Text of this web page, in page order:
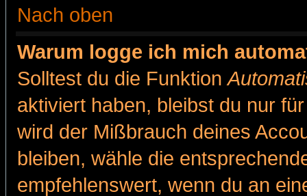
Nach oben
Warum logge ich mich
Solltest du die Funktion
aktiviert haben, bleibst du nur
wird der Mißbrauch deines
bleiben, wähle die
empfehlenswert, wenn du an